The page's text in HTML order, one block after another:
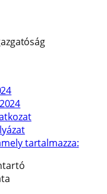
tartalmazza: